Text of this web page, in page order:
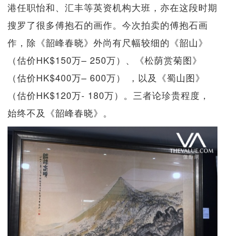
港任职怡和、汇丰等英资机构大班，亦在这段时期
搜罗了很多傅抱石的画作。今次拍卖的傅抱石画
作，除《韶峰春晓》外尚有尺幅较细的《韶山》
（估价HK$150万– 250万）、《松荫赏菊图》
（估价HK$400万– 600万） ，以及《蜀山图》
（估价HK$120万- 180万）。三者论珍贵程度，
始终不及《韶峰春晓》。